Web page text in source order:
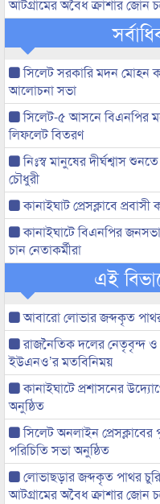
আটগ্রামের অবৈধ ক্রাশার জোন
সিলেট সরকারি মদন মোহন
আলোচনা সভা
সিলেট-৫ আসনে বিএনপির
লিফলেট বিতরণ
নিঃস্ব মানুষের দীর্ঘশ্বাস
চৌধুরী
কানাইঘাট প্রেসক্লাবে
কানাইঘাটে বিএনপির
চান নেতাকর্মীরা
এই
আবারো লোভার জব্দকৃত পাথর
রাজনৈতিক দলের নেতৃবৃন্দ ও
ইউএনও’র মতবিনিময়
কানাইঘাটে প্রশাসনের
অনুষ্ঠিত
সিলেট অনলাইন
পরিচিতি সভা অনুষ্ঠিত
লোভাছড়ার জব্দকৃত পাথর
আটগ্রামের অবৈধ ক্রাশার জোন